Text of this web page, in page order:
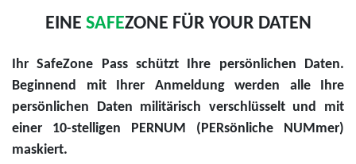
EINE SAFEZONE FÜR YOUR DATEN
Ihr SafeZone Pass schützt Ihre persönlichen Daten.
Beginnend mit Ihrer Anmeldung werden alle Ihre
persönlichen Daten militärisch verschlüsselt und mit
einer 10-stelligen PERNUM (PERsönliche NUMmer)
maskiert.